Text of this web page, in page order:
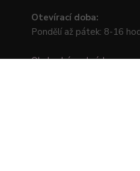
Otevírací doba:
Pondělí až pátek: 8-16
Obchodní podmínky